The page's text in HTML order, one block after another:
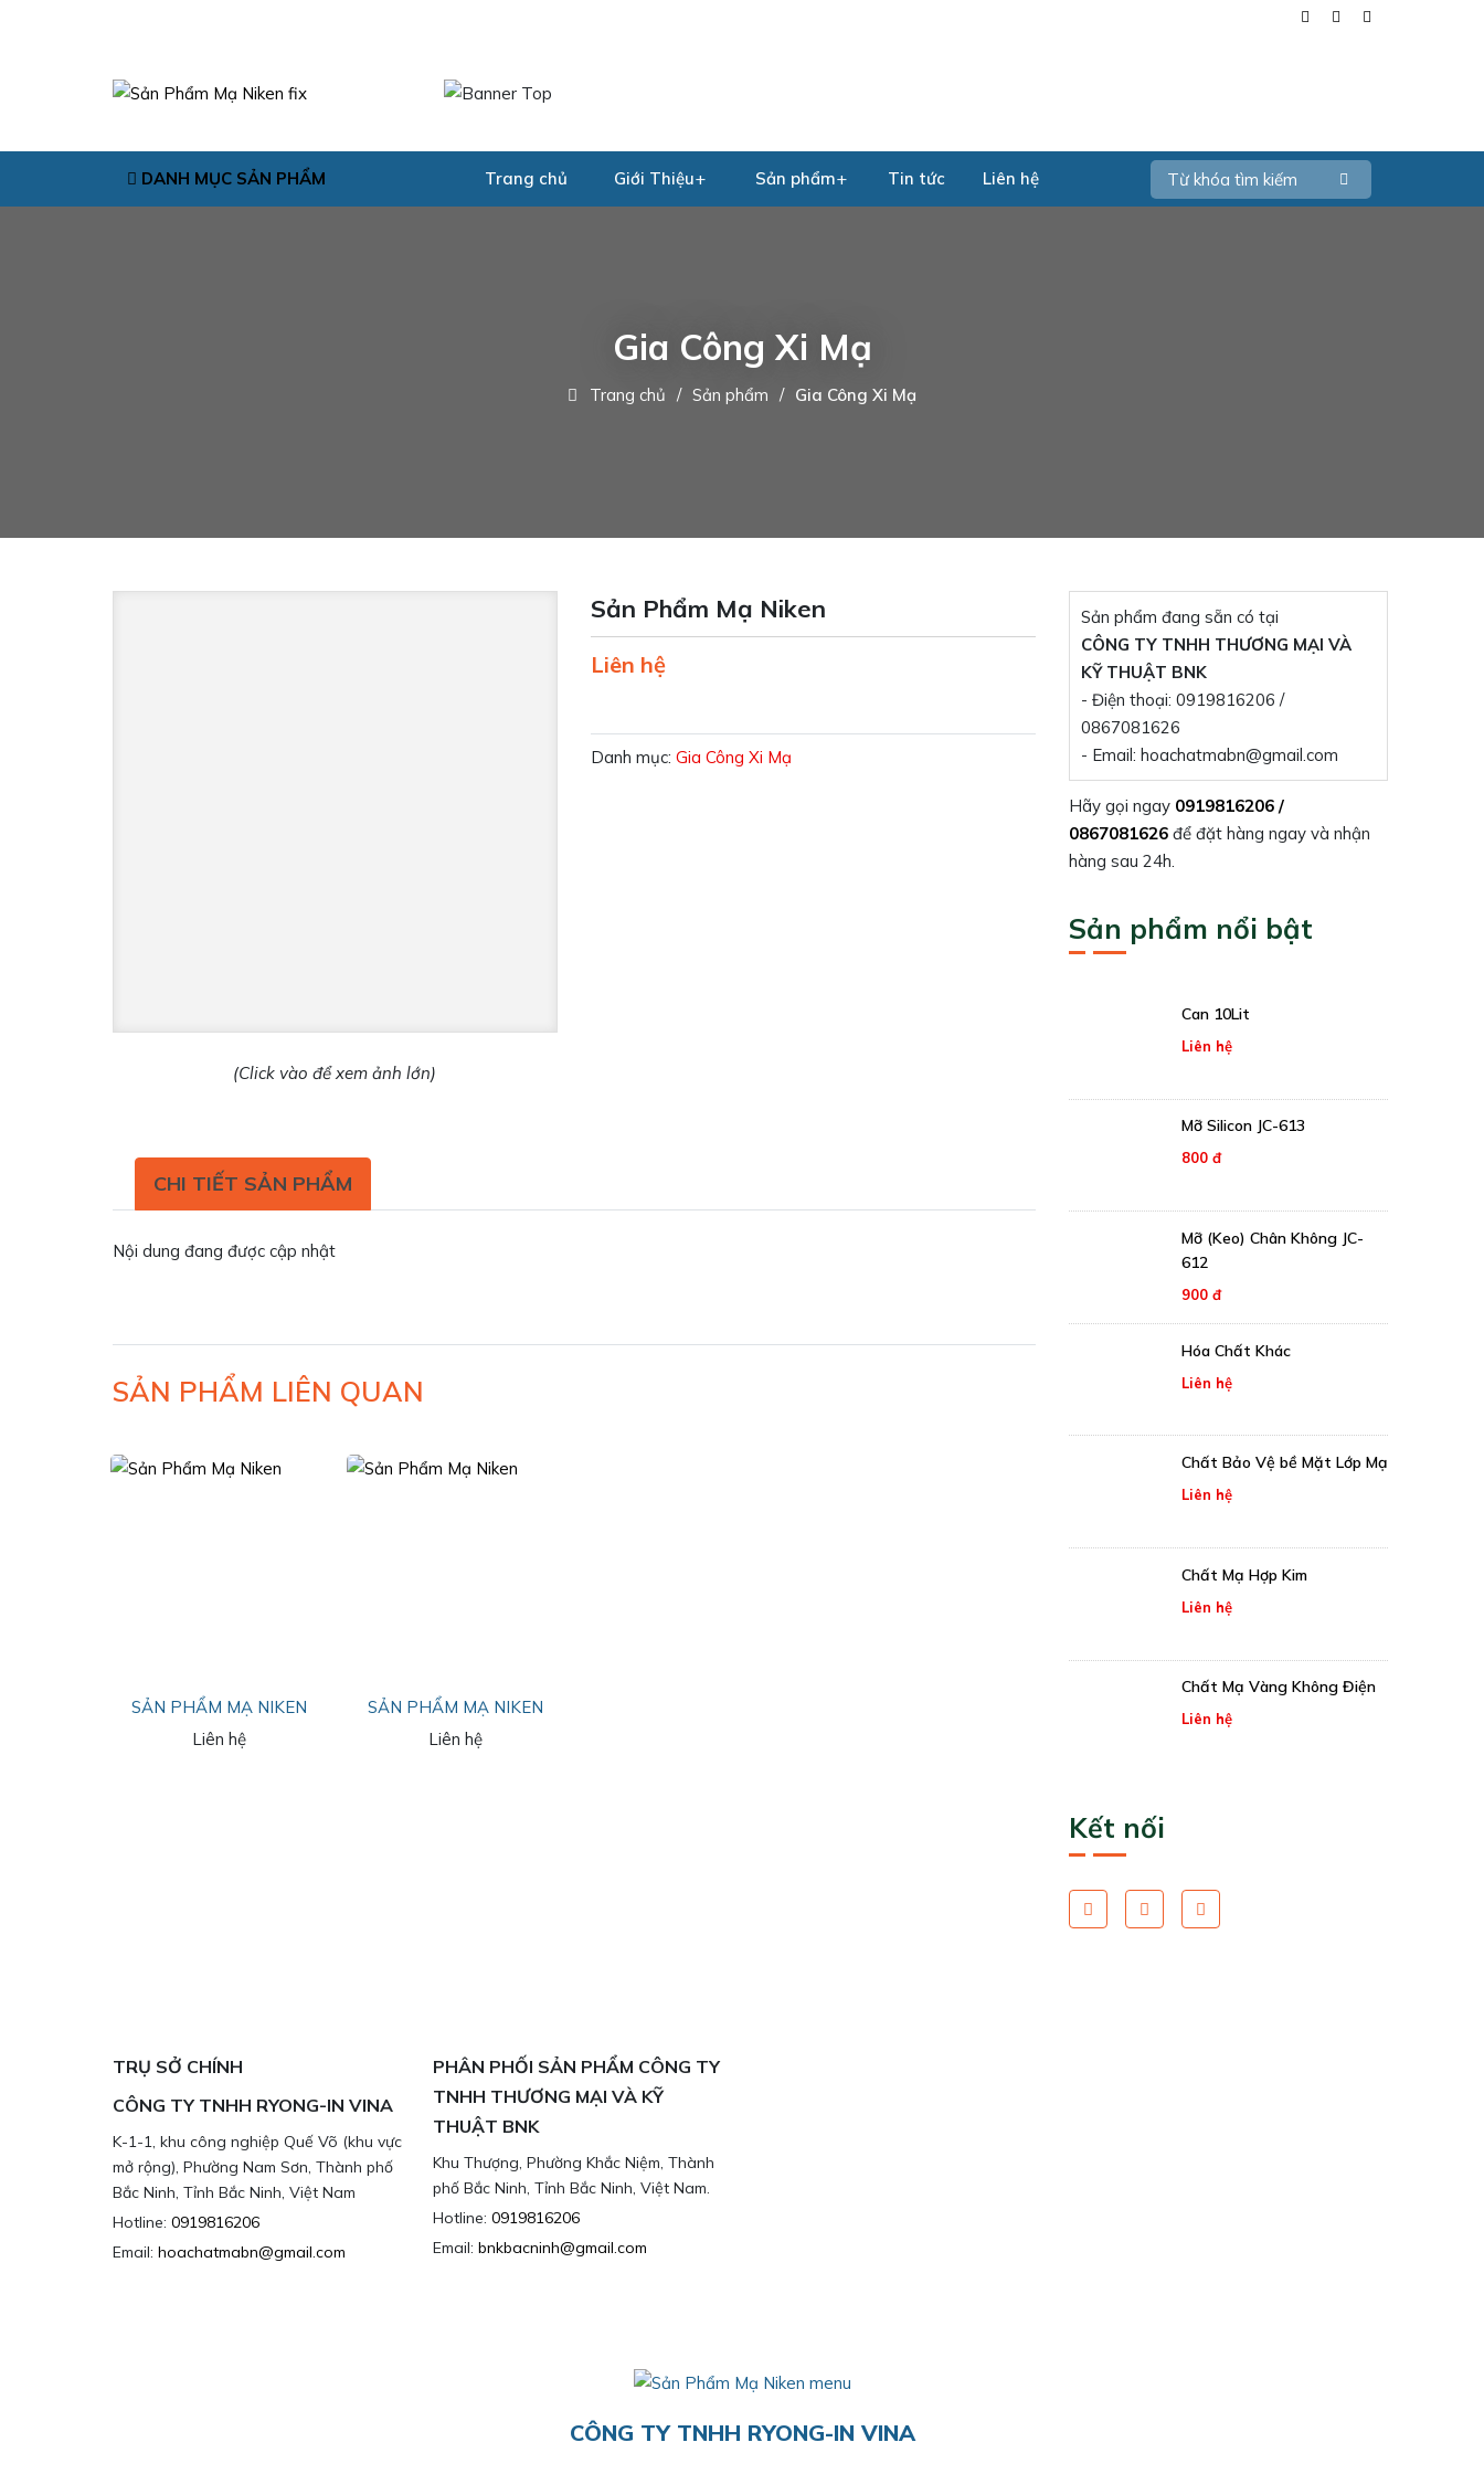
DANH MỤC SẢN PHẨM Trang chủ Giới Thiệu Sản phẩm Tin tức Liên hệ
Gia Công Xi Mạ
Trang chủ Sản phẩm Gia Công Xi Mạ
(Click vào để xem ảnh lớn)
Sản Phẩm Mạ Niken
Liên hệ
Danh mục: Gia Công Xi Mạ
CHI TIẾT SẢN PHẨM
Nội dung đang được cập nhật
SẢN PHẨM LIÊN QUAN
SẢN PHẨM MẠ NIKEN
Liên hệ
SẢN PHẨM MẠ NIKEN
Liên hệ
Sản phẩm đang sẵn có tại
CÔNG TY TNHH THƯƠNG MẠI VÀ
KỸ THUẬT BNK
- Điện thoại: 0919816206 /
0867081626
- Email: hoachatmabn@gmail.com
Hãy gọi ngay 0919816206 /
0867081626để đặt hàng ngay và nhận
hàng sau 24h.
Sản phẩm nổi bật
Can 10Lit
Liên hệ
Mỡ Silicon JC-613
800 đ
Mỡ (Keo) Chân Không JC-
612
900 đ
Hóa Chất Khác
Liên hệ
Chất Bảo Vệ bề Mặt Lớp Mạ
Liên hệ
Chất Mạ Hợp Kim
Liên hệ
Chất Mạ Vàng Không Điện
Liên hệ
Kết nối
TRỤ SỞ CHÍNH
CÔNG TY TNHH RYONG-IN VINA
K-1-1, khu công nghiệp Quế Võ (khu vực
mở rộng), Phường Nam Sơn, Thành phố
Bắc Ninh, Tỉnh Bắc Ninh, Việt Nam
Hotline: 0919816206
Email: hoachatmabn@gmail.com
PHÂN PHỐI SẢN PHẨM CÔNG TY
TNHH THƯƠNG MẠI VÀ KỸ
THUẬT BNK
Khu Thượng, Phường Khắc Niệm, Thành
phố Bắc Ninh, Tỉnh Bắc Ninh, Việt Nam.
Hotline: 0919816206
Email: bnkbacninh@gmail.com
CÔNG TY TNHH RYONG-IN VINA